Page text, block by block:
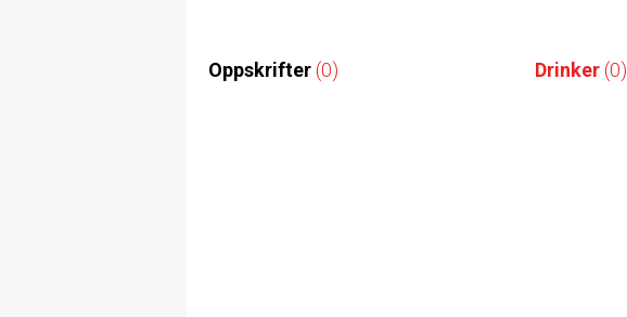
Oppskrifter (0) Drinker (0)